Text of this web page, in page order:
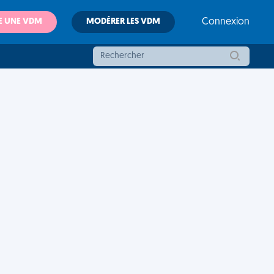
UNE VDM MODÉRER LES VDM Connexion